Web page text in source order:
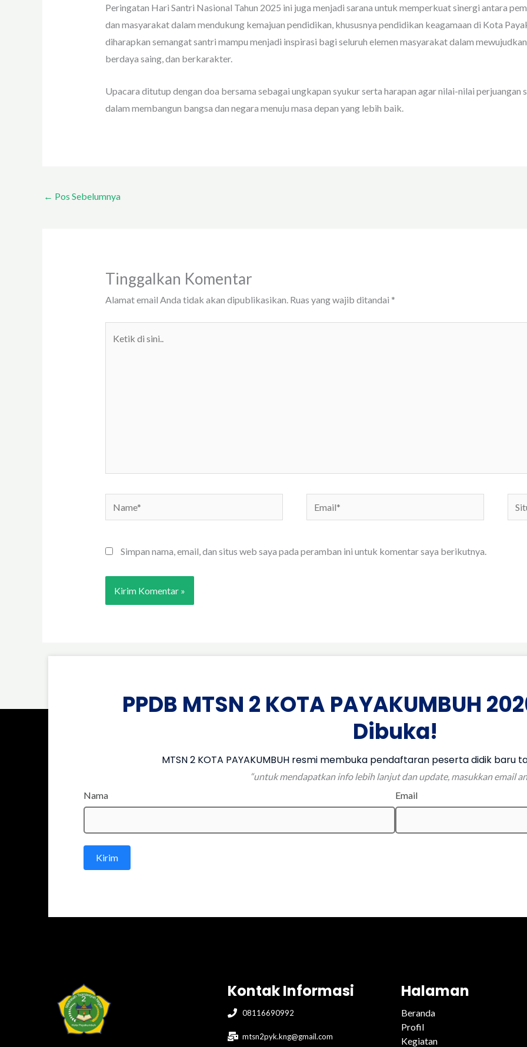
Peringatan Hari Santri Nasional Tahun 2025 ini juga menjadi sarana untuk memperkuat sinergi antara
dan masyarakat dalam mendukung kemajuan pendidikan, khususnya pendidikan keagamaan di Kota
diharapkan semangat santri mampu menjadi inspirasi bagi seluruh elemen masyarakat dalam
berdaya saing, dan berkarakter.
Upacara ditutup dengan doa bersama sebagai ungkapan syukur serta harapan agar nilai-nilai perjuangan
dalam membangun bangsa dan negara menuju masa depan yang lebih baik.
← Pos Sebelumnya
Tinggalkan Komentar
Alamat email Anda tidak akan dipublikasikan. Ruas yang wajib ditandai *
Web
Simpan nama, email, dan situs web saya pada peramban ini untuk komentar saya berikutnya.
PPDB MTSN 2 KOTA PAYAKUMBUH
Dibuka!
MTSN 2 KOTA PAYAKUMBUH resmi membuka pendaftaran peserta didik baru
“untuk mendapatkan info lebih lanjut dan update, masukkan email
Nama
Email
Kirim
Kontak Informasi
08116690992
mtsn2pyk.kng@gmail.com
Halaman
Beranda
Profil
Kegiatan